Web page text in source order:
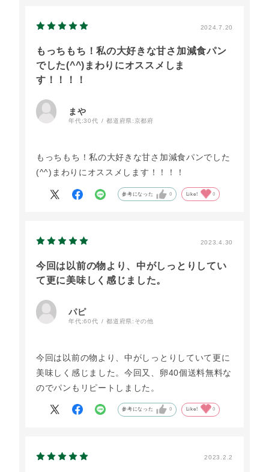
2024.7.20
もっちもち！私の大好きな甘さ加減食パン
でした(^^)まわりにオススメしま
す！！！！
まや
年代:30代 都道府県:京都府
もっちもち！私の大好きな甘さ加減食パンでした
(^^)まわりにオススメします！！！！
参考になった 0 Like! 0
2023.4.30
今回は以前の物より、中がしっとりしてい
て更に美味しく感じました。
パピ
年代:60代 都道府県: その他
今回は以前の物より、中がしっとりしていて更に
美味しく感じました。今回又、卵40個送料無料な
のでパンもリピートしました。
参考になった 0 Like! 0
2023.2.2